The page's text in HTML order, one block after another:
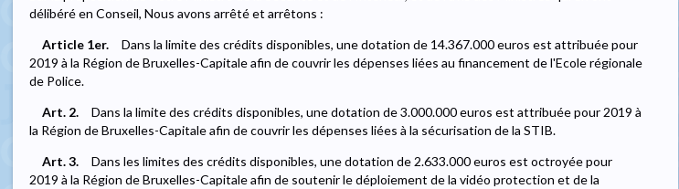
délibéré en Conseil, Nous avons arrêté et arrêtons :
Article 1er.
Dans la limite des crédits disponibles, une dotation de 14.367.000 euros est attribuée pour
2019 à la Région de Bruxelles-Capitale afin de couvrir les dépenses liées au financement de l'Ecole régionale
de Police.
Art. 2.
Dans la limite des crédits disponibles, une dotation de 3.000.000 euros est attribuée pour 2019 à
la Région de Bruxelles-Capitale afin de couvrir les dépenses liées à la sécurisation de la STIB.
Art. 3.
Dans les limites des crédits disponibles, une dotation de 2.633.000 euros est octroyée pour
2019 à la Région de Bruxelles-Capitale afin de soutenir le déploiement de la vidéo protection et de la